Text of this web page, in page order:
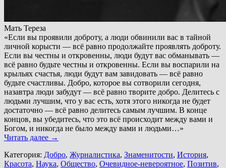
Мать Тереза
«Если вы проявили доброту, а люди обвинили вас в тайной
личной корысти — всё равно продолжайте проявлять доброту.
Если вы честны и откровенны, люди будут вас обманывать —
всё равно будьте честны и откровенны. Если вы воспарили на
крыльях счастья, люди будут вам завидовать — всё равно
будьте счастливы. Добро, которое вы сотворили сегодня,
назавтра люди забудут — всё равно творите добро. Делитесь с
людьми лучшим, что у вас есть, хотя этого никогда не будет
достаточно — всё равно делитесь самым лучшим. В конце
концов, вы убедитесь, что это всё происходит между вами и
Богом, и никогда не было между вами и людьми…»
Читать далее →
Категория: Добро, Журналистика, Знаменитости, История,
Красота, Наука, Общество, Очевидное-невероятное, Позитив,